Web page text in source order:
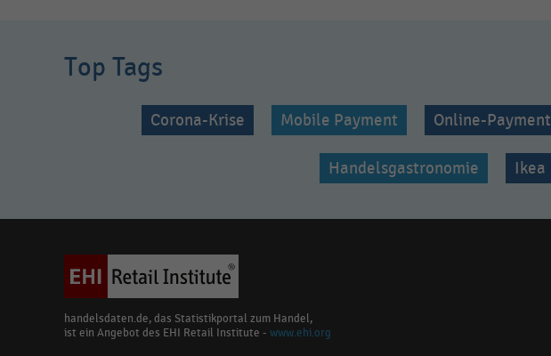
Top Tags
Corona-Krise Mobile Payment Online-Payment
Handelsgastronomie Ikea
handelsdaten.de, das Statistikportal zum Handel,
ist ein Angebot des EHI Retail Institute - www.ehi.org